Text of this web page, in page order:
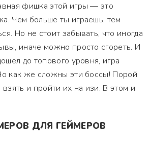
фишка этой игры — это
Чем больше ты играешь, тем
Но не стоит забывать, что иногда
иначе можно просто сгореть. И
до топового уровня, игра
как же сложны эти боссы! Порой
взять и пройти их на изи. В этом и
ДЛЯ ГЕЙМЕРОВ